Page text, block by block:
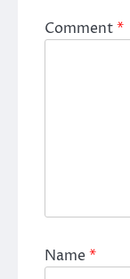
Comment*
Name*